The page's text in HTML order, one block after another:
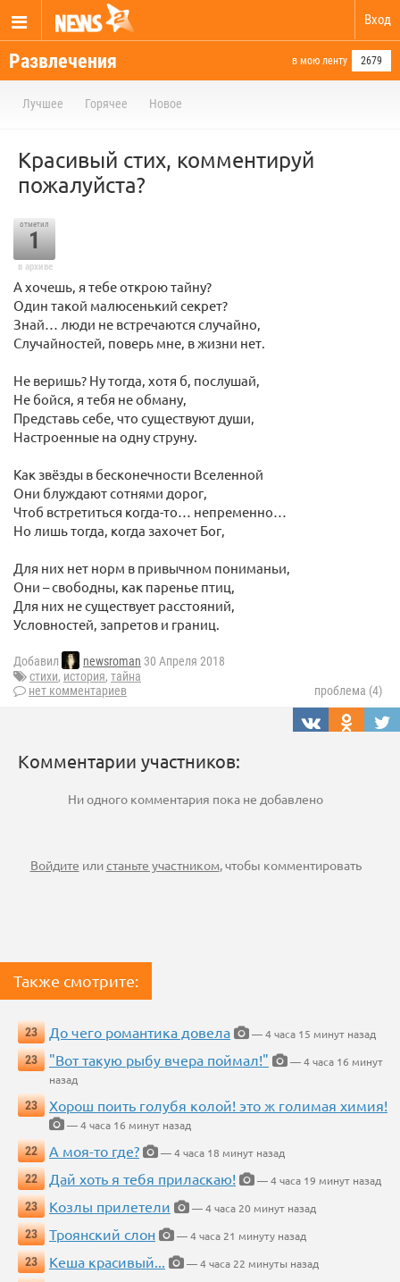
Вход
Развлечения в мою ленту 2679
Лучшее Горячее Новое
Красивый стих, комментируй
пожалуйста?
отметил
1
в архиве
А хочешь, я тебе открою тайну?
Один такой малюсенький секрет?
Знай… люди не встречаются случайно,
Случайностей, поверь мне, в жизни нет.
Не веришь? Ну тогда, хотя б, послушай,
Не бойся, я тебя не обману,
Представь себе, что существуют души,
Настроенные на одну струну.
Как звёзды в бесконечности Вселенной
Они блуждают сотнями дорог,
Чтоб встретиться когда-то… непременно…
Но лишь тогда, когда захочет Бог,
Для них нет норм в привычном пониманьи,
Они – свободны, как паренье птиц,
Для них не существует расстояний,
Условностей, запретов и границ.
Добавил newsroman 30 Апреля 2018
стихи, история, тайна
нет комментариев
проблема (4)
Комментарии участников:
Ни одного комментария пока не добавлено
Войдите илистаньте участником, чтобы комментировать
Также смотрите:
23 До чего романтика довела
— 4 часа 15 минут назад
23
"Вот такую рыбу вчера поймал!"
— 4 часа 16 минут
назад
23
Хорош поить голубя колой! это ж голимая химия!
— 4 часа 16 минут назад
22
А моя-то где?
— 4 часа 18 минут назад
22
Дай хоть я тебя приласкаю!
— 4 часа 19 минут назад
23
Козлы прилетели
— 4 часа 20 минут назад
23
Троянский слон
— 4 часа 21 минуту назад
23
Кеша красивый...
— 4 часа 22 минуты назад